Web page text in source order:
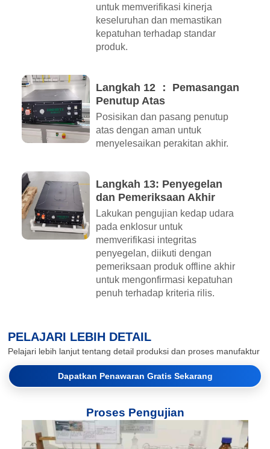
untuk memverifikasi kinerja
keseluruhan dan memastikan
kepatuhan terhadap standar
produk.
Langkah 12 ： Pemasangan
Penutup Atas
Posisikan dan pasang penutup
atas dengan aman untuk
menyelesaikan perakitan akhir.
Langkah 13: Penyegelan
dan Pemeriksaan Akhir
Lakukan pengujian kedap udara
pada enklosur untuk
memverifikasi integritas
penyegelan, diikuti dengan
pemeriksaan produk offline akhir
untuk mengonfirmasi kepatuhan
penuh terhadap kriteria rilis.
PELAJARI LEBIH DETAIL
Pelajari lebih lanjut tentang detail produksi dan proses manufaktur
Dapatkan Penawaran Gratis Sekarang
Proses Pengujian